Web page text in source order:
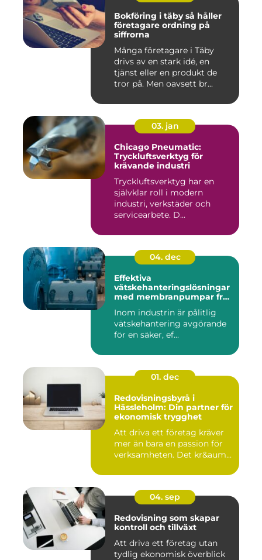
Bokföring i täby så håller
företagare ordning på
siffrorna
Många företagare i Täby
drivs av en stark idé, en
tjänst eller en produkt de
tror på. Men oavsett br...
03. jan
Chicago Pneumatic:
Tryckluftsverktyg för
krävande industri
Tryckluftsverktyg har en
självklar roll i modern
industri, verkstäder och
servicearbete. D...
04. dec
Effektiva
vätskehanteringslösningar
med membranpumpar från
Inom industrin är pålitlig
vätskehantering avgörande
för en säker, ef...
01. dec
Redovisningsbyrå i
Hässleholm: Din partner för
ekonomisk trygghet
Att driva ett företag kräver
mer än bara en passion för
verksamheten. Det kr&aum...
04. sep
Redovisning som skapar
kontroll och tillväxt
Att driva ett företag utan
tydlig ekonomisk överblick